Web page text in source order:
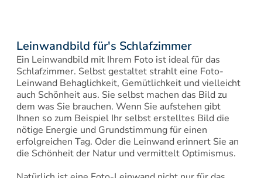
Leinwandbild für's Schlafzimmer
Ein Leinwandbild mit Ihrem Foto ist ideal für das
Schlafzimmer. Selbst gestaltet strahlt eine Foto-
Leinwand Behaglichkeit, Gemütlichkeit und vielleicht
auch Schönheit aus. Sie selbst machen das Bild zu
dem was Sie brauchen. Wenn Sie aufstehen gibt
Ihnen so zum Beispiel Ihr selbst erstelltes Bild die
nötige Energie und Grundstimmung für einen
erfolgreichen Tag. Oder die Leinwand erinnert Sie an
die Schönheit der Natur und vermittelt Optimismus.